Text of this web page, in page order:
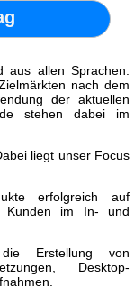
aus allen Sprachen.
nach dem
der aktuellen
stehen dabei im
liegt unser Focus
erfolgreich auf
Kunden im In- und
die Erstellung von
Desktop-